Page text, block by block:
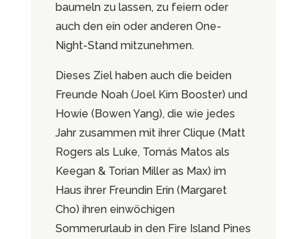
baumeln zu lassen, zu feiern oder
auch den ein oder anderen One-
Night-Stand mitzunehmen.
Dieses Ziel haben auch die beiden
Freunde Noah (Joel Kim Booster) und
Howie (Bowen Yang), die wie jedes
Jahr zusammen mit ihrer Clique (Matt
Rogers als Luke, Tomás Matos als
Keegan & Torian Miller as Max) im
Haus ihrer Freundin Erin (Margaret
Cho) ihren einwöchigen
Sommerurlaub in den Fire Island Pines